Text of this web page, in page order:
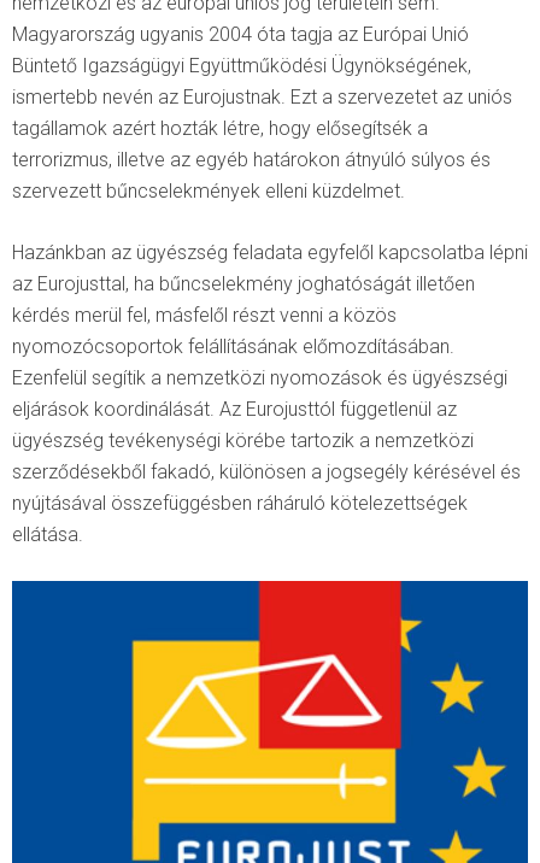
Magyarország ugyanis 2004 óta tagja az Európai Unió
Büntető Igazságügyi Együttműködési Ügynökségének,
ismertebb nevén az Eurojustnak. Ezt a szervezetet az uniós
tagállamok azért hozták létre, hogy elősegítsék a
terrorizmus, illetve az egyéb határokon átnyúló súlyos és
szervezett bűncselekmények elleni küzdelmet.
Hazánkban az ügyészség feladata egyfelől kapcsolatba lépni
az Eurojusttal, ha bűncselekmény joghatóságát illetően
kérdés merül fel, másfelől részt venni a közös
nyomozócsoportok felállításának előmozdításában.
Ezenfelül segítik a nemzetközi nyomozások és ügyészségi
eljárások koordinálását. Az Eurojusttól függetlenül az
ügyészség tevékenységi körébe tartozik a nemzetközi
szerződésekből fakadó, különösen a jogsegély kérésével és
nyújtásával összefüggésben ráháruló kötelezettségek
ellátása.